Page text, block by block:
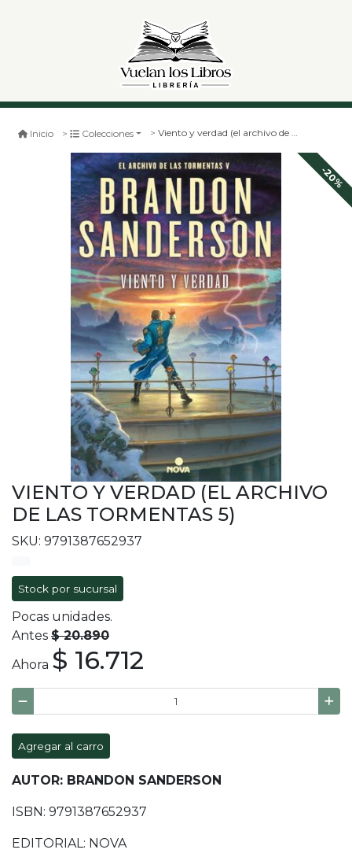
Inicio Colecciones Viento y verdad (el archivo de las tormentas 5)
-20%
VIENTO Y VERDAD (EL ARCHIVO
DE LAS TORMENTAS 5)
SKU: 9791387652937
Stock por sucursal
Pocas unidades.
Antes $ 20.890
Ahora $ 16.712
Agregar al carro
AUTOR: BRANDON SANDERSON
ISBN: 9791387652937
EDITORIAL: NOVA